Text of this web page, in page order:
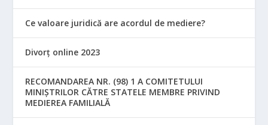
Ce valoare juridică are acordul de mediere?
Divorț online 2023
RECOMANDAREA NR. (98) 1 A COMITETULUI
MINIŞTRILOR CĂTRE STATELE MEMBRE PRIVIND
MEDIEREA FAMILIALĂ